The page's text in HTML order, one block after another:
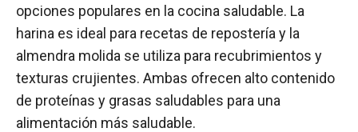
opciones populares en la cocina saludable. La
harina es ideal para recetas de repostería y la
almendra molida se utiliza para recubrimientos y
texturas crujientes. Ambas ofrecen alto contenido
de proteínas y grasas saludables para una
alimentación más saludable.